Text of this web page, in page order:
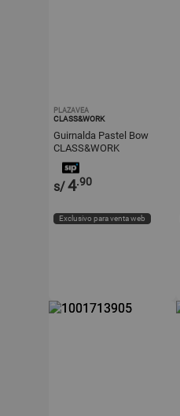
PLAZAVEA
CLASS&WORK
Guirnalda Pastel Bow
CLASS&WORK
s/4.90
Exclusivo para venta web